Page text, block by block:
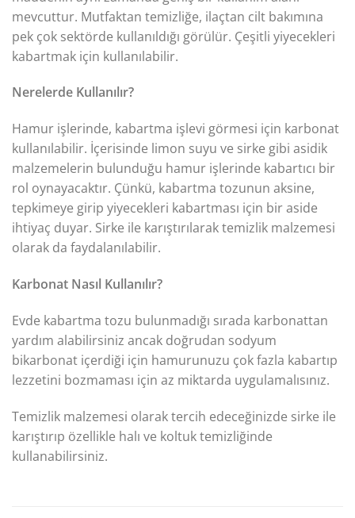
mevcuttur. Mutfaktan temizliğe, ilaçtan cilt bakımına
pek çok sektörde kullanıldığı görülür. Çeşitli yiyecekleri
kabartmak için kullanılabilir.
Nerelerde Kullanılır?
Hamur işlerinde, kabartma işlevi görmesi için karbonat
kullanılabilir. İçerisinde limon suyu ve sirke gibi asidik
malzemelerin bulunduğu hamur işlerinde kabartıcı bir
rol oynayacaktır. Çünkü, kabartma tozunun aksine,
tepkimeye girip yiyecekleri kabartması için bir aside
ihtiyaç duyar. Sirke ile karıştırılarak temizlik malzemesi
olarak da faydalanılabilir.
Karbonat Nasıl Kullanılır?
Evde kabartma tozu bulunmadığı sırada karbonattan
yardım alabilirsiniz ancak doğrudan sodyum
bikarbonat içerdiği için hamurunuzu çok fazla kabartıp
lezzetini bozmaması için az miktarda uygulamalısınız.
Temizlik malzemesi olarak tercih edeceğinizde sirke ile
karıştırıp özellikle halı ve koltuk temizliğinde
kullanabilirsiniz.